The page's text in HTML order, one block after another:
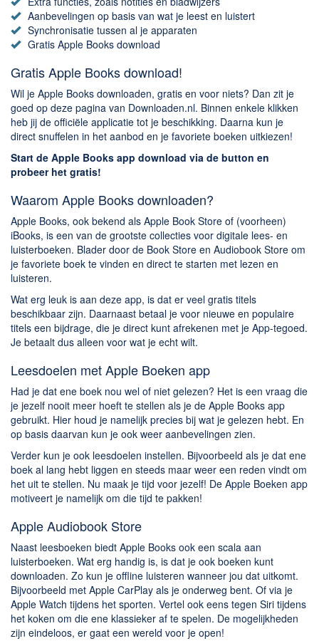
Spelletjes en Games
Webbrowsers
Aanbevelingen op basis van wat je leest en luistert
Synchronisatie tussen al je apparaten
Gratis Apple Books download
Gratis Apple Books download!
Wil je Apple Books downloaden, gratis en voor niets? Dan zit je
goed op deze pagina van Downloaden.nl. Binnen enkele klikken
heb jij de officiële applicatie tot je beschikking. Daarna kun je
direct snuffelen in het aanbod en je favoriete boeken uitkiezen!
Start de Apple Books app download via de button en
probeer het gratis!
Waarom Apple Books downloaden?
Apple Books, ook bekend als Apple Book Store of (voorheen)
iBooks, is een van de grootste collecties voor digitale lees- en
luisterboeken. Blader door de Book Store en Audiobook Store om
je favoriete boek te vinden en direct te starten met lezen en
luisteren.
Wat erg leuk is aan deze app, is dat er veel gratis titels
beschikbaar zijn. Daarnaast betaal je voor nieuwe en populaire
titels een bijdrage, die je direct kunt afrekenen met je App-tegoed.
Je betaalt dus alleen voor wat je echt wilt.
Leesdoelen met Apple Boeken app
Had je dat ene boek nou wel of niet gelezen? Het is een vraag die
je jezelf nooit meer hoeft te stellen als je de Apple Books app
gebruikt. Hier houd je namelijk precies bij wat je gelezen hebt. En
op basis daarvan kun je ook weer aanbevelingen zien.
Verder kun je ook leesdoelen instellen. Bijvoorbeeld als je dat ene
boek al lang hebt liggen en steeds maar weer een reden vindt om
het uit te stellen. Nu maak je tijd voor jezelf! De Apple Boeken app
motiveert je namelijk om die tijd te pakken!
Apple Audiobook Store
Naast leesboeken biedt Apple Books ook een scala aan
luisterboeken. Wat erg handig is, is dat je ook boeken kunt
downloaden. Zo kun je offline luisteren wanneer jou dat uitkomt.
Bijvoorbeeld met Apple CarPlay als je onderweg bent. Of via je
Apple Watch tijdens het sporten. Vertel ook eens tegen Siri tijdens
het koken om die ene klassieker af te spelen. De mogelijkheden
zijn eindeloos, er gaat een wereld voor je open!